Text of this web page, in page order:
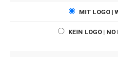
MIT LOGO |
KEIN LOGO | NO